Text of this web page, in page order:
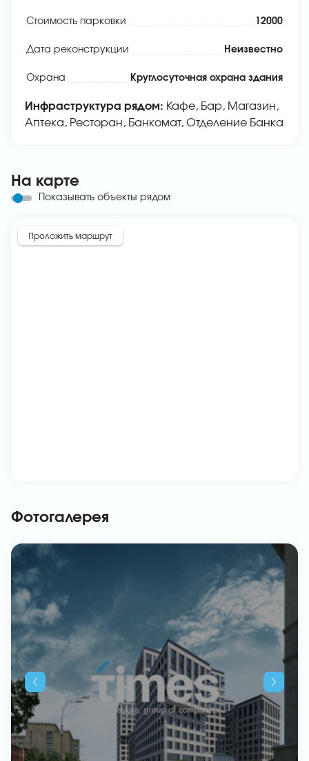
Стоимость парковки 12000
Дата реконструкции Неизвестно
Охрана Круглосуточная охрана здания
Инфраструктура рядом: Кафе, Бар, Магазин,
Аптека, Ресторан, Банкомат, Отделение Банка
На карте
Показывать объекты рядом
Проложить маршрут
Фотогалерея